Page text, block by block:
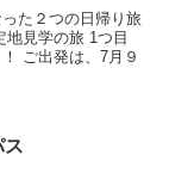
た２つの日帰り旅
見学の旅 1つ目
ご出発は、7月９
ス